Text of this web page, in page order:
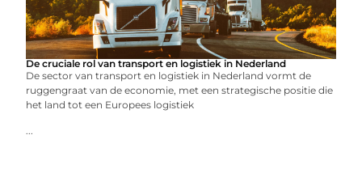
De cruciale rol van transport en logistiek in Nederland
De sector van transport en logistiek in Nederland vormt de
ruggengraat van de economie, met een strategische positie die
het land tot een Europees logistiek
...